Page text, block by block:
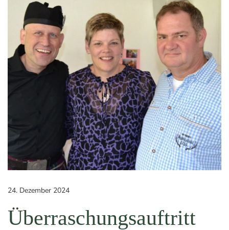
24. Dezember 2024
Überraschungsauftritt